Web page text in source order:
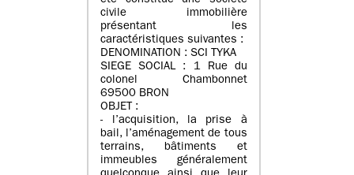
civile immobilière
présentant les
caractéristiques suivantes :
DENOMINATION : SCI TYKA
SIEGE SOCIAL : 1 Rue du
colonel Chambonnet
69500 BRON
OBJET :
- l’acquisition, la prise à
bail, l’aménagement de tous
terrains, bâtiments et
immeubles généralement